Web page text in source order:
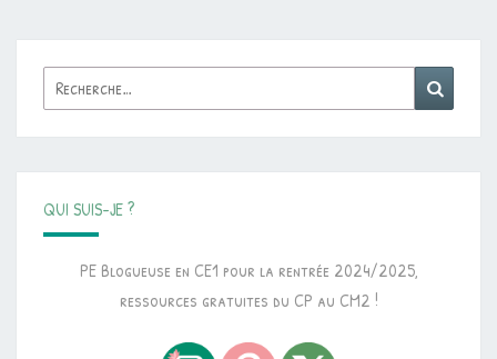
Rechercher :
QUI SUIS-JE ?
PE Blogueuse en CE1 pour la rentrée 2024/2025,
ressources gratuites du CP au CM2 !